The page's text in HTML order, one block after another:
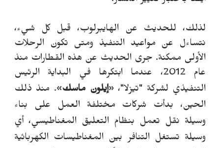
لذلك، للحديث عن الهايبرلوب، قبل كل شيء،
نتساءل عن مواعيد التنفيذ ومتى تكون الرحلات
الأولى ممكنة. جرى الحديث عن هذه القطارات منذ
عام 2012، عندما ابتكرها في البداية الرئيس
التنفيذي لشركة "تيزلا"،«إيلون ماسك». منذ ذلك
الحين، بدأت شركات مختلفة العمل على بناء
وسيلة نقل تعمل بنظام التعليق المغناطيسي، أي
وسيلة تستغل التنافر بين المغناطيسات الكهربائية